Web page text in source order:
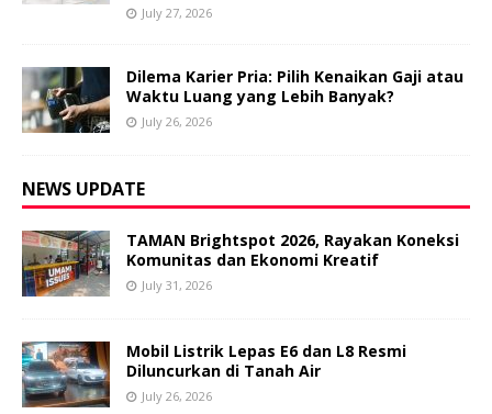
July 27, 2026
Dilema Karier Pria: Pilih Kenaikan Gaji atau
Waktu Luang yang Lebih Banyak?
July 26, 2026
NEWS UPDATE
TAMAN Brightspot 2026, Rayakan Koneksi
Komunitas dan Ekonomi Kreatif
July 31, 2026
Mobil Listrik Lepas E6 dan L8 Resmi
Diluncurkan di Tanah Air
July 26, 2026